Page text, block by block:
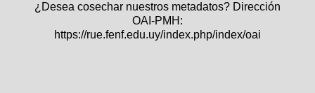
¿Desea cosechar nuestros metadatos? Dirección
OAI-PMH:
https://rue.fenf.edu.uy/index.php/index/oai